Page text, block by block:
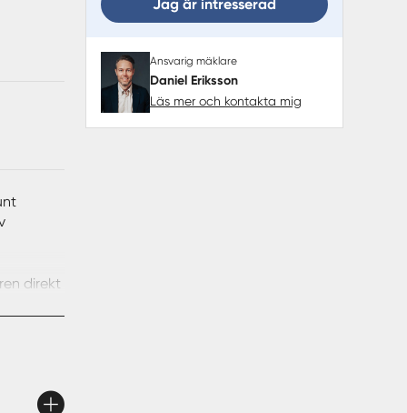
Jag är intresserad
Ansvarig mäklare
Daniel Eriksson
Läs mer och kontakta mig
direkt